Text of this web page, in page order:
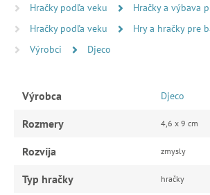
Hračky podľa veku
Hračky a výbava
Hračky podľa veku
Hry a hračky pre
Výrobci
Djeco
Výrobca Djeco
Rozmery 4,6 x 9 cm
Rozvíja zmysly
Typ hračky hračky